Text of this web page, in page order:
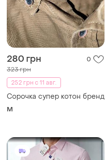
280 грн 0
323 грн
252 грн с 11 авг.
Сорочка супер котон бренд
M